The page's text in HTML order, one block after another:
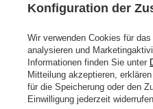
Marbo Sport
475,00 €
418,00 €
Konfiguration der
Wir verwenden Cookies für
analysieren und
Informationen finden Sie unter
Mitteilung akzeptieren,
für die Speicherung oder den
Einwilligung jederzeit